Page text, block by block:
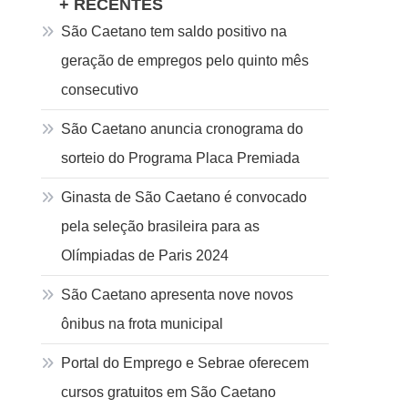
+ RECENTES
São Caetano tem saldo positivo na
geração de empregos pelo quinto mês
consecutivo
São Caetano anuncia cronograma do
sorteio do Programa Placa Premiada
Ginasta de São Caetano é convocado
pela seleção brasileira para as
Olímpiadas de Paris 2024
São Caetano apresenta nove novos
ônibus na frota municipal
Portal do Emprego e Sebrae oferecem
cursos gratuitos em São Caetano